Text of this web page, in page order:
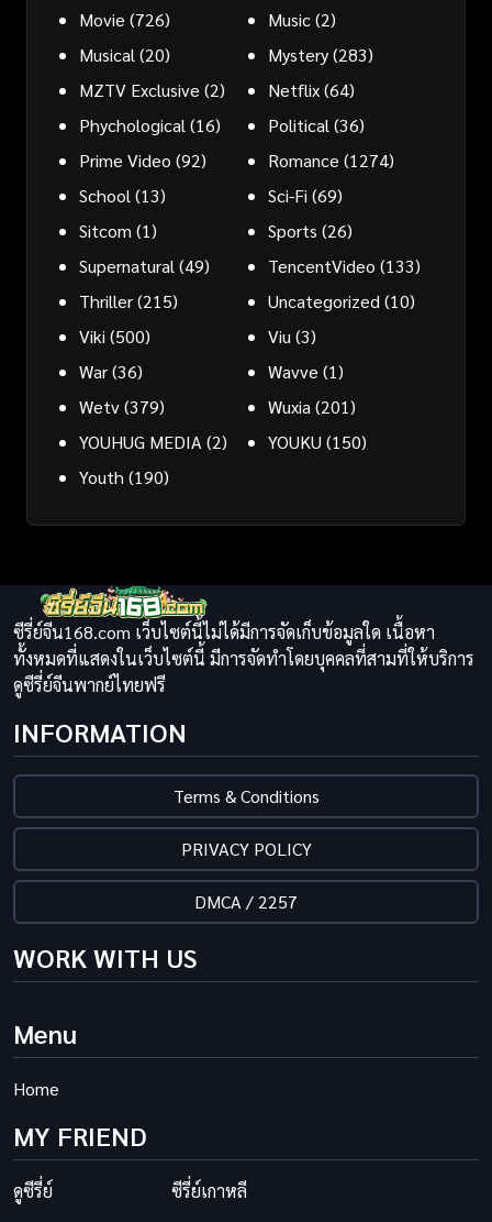
Movie (726) Music(2)
Musical (20) Mystery(283)
MZTV Exclusive (2) Netflix(64)
Phychological (16) Political (36)
Prime Video (92) Romance (1274)
School (13) Sci-Fi (69)
Sitcom (1) Sports (26)
Supernatural (49) TencentVideo (133)
Thriller(215) Uncategorized (10)
Viki (500) Viu (3)
War(36) Wavve (1)
Wetv(379) Wuxia (201)
YOUHUG MEDIA (2) YOUKU (150)
Youth (190)
ซีรี่ย์จีน168.com เว็บไซต์นี้ไม่ได้มีการจัดเก็บข้อมูลใด เนื้อหา
ทั้งหมดที่แสดงในเว็บไซต์นี้ มีการจัดทำโดยบุคคลที่สามที่ให้บริการ
ดูซีรี่ย์จีนพากย์ไทยฟรี
INFORMATION
Terms & Conditions
PRIVACY POLICY
DMCA / 2257
WORK WITH US
Menu
Home
MY FRIEND
ดูซีรี่ย์ ซีรี่ย์เกาหลี